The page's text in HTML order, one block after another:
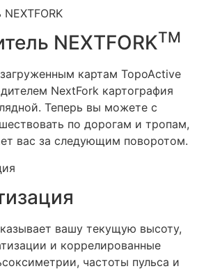
NEXTFORKTM
картам TopoActive
NextFork картография
Теперь вы можете с
по дорогам и тропам,
вас за следующим поворотом.
вашу текущую высоту,
и коррелированные
частоты пульса и